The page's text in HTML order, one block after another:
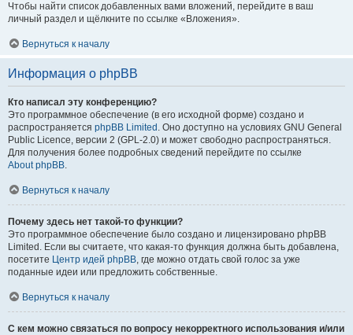
Чтобы найти список добавленных вами вложений, перейдите в ваш
личный раздел и щёлкните по ссылке «Вложения».
Вернуться к началу
Информация о phpBB
Кто написал эту конференцию?
Это программное обеспечение (в его исходной форме) создано и
распространяется phpBB Limited . Оно доступно на условиях GNU General
Public Licence, версии 2 (GPL-2.0) и может свободно распространяться.
Для получения более подробных сведений перейдите по ссылке
About phpBB.
Вернуться к началу
Почему здесь нет такой-то функции?
Это программное обеспечение было создано и лицензировано phpBB
Limited. Если вы считаете, что какая-то функция должна быть добавлена,
посетите Центр идей phpBB, где можно отдать свой голос за уже
поданные идеи или предложить собственные.
Вернуться к началу
С кем можно связаться по вопросу некорректного использования и/или